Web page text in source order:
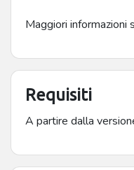
Maggiori informazioni
Requisiti
A partire dalla